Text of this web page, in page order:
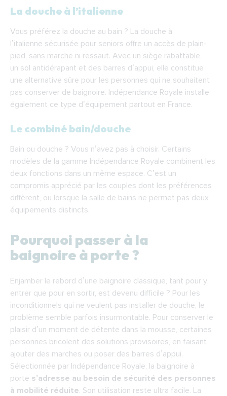
La douche à l’italienne
Vous préférez la douche au bain ? La douche à
l’italienne sécurisée pour seniors offre un accès de plain-
pied, sans marche ni ressaut. Avec un siège rabattable,
un sol antidérapant et des barres d’appui, elle constitue
une alternative sûre pour les personnes qui ne souhaitent
pas conserver de baignoire. Indépendance Royale installe
également ce type d’équipement partout en France.
Le combiné bain/douche
Bain ou douche ? Vous n’avez pas à choisir. Certains
modèles de la gamme Indépendance Royale combinent les
deux fonctions dans un même espace. C’est un
compromis apprécié par les couples dont les préférences
diffèrent, ou lorsque la salle de bains ne permet pas deux
équipements distincts.
Pourquoi passer à la
baignoire à porte ?
Enjamber le rebord d’une baignoire classique, tant pour y
entrer que pour en sortir, est devenu difficile ? Pour les
inconditionnels qui ne veulent pas installer de douche, le
problème semble parfois insurmontable. Pour conserver le
plaisir d’un moment de détente dans la mousse, certaines
personnes bricolent des solutions provisoires, en faisant
ajouter des marches ou poser des barres d’appui.
Sélectionnée par Indépendance Royale, la baignoire à
porte s’adresse au besoin de sécurité des personnes
à mobilité réduite. Son utilisation reste ultra facile. La